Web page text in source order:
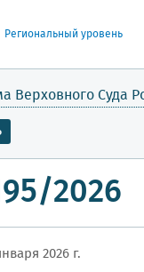
Региональный уровень
Верховного Суда
2026
2026 г.